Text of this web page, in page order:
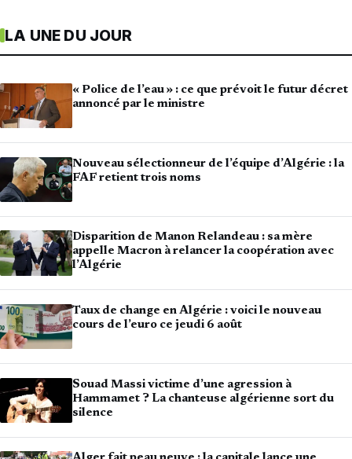
LA UNE DU JOUR
« Police de l’eau » : ce que prévoit le futur décret
annoncé par le ministre
Nouveau sélectionneur de l’équipe d’Algérie : la
FAF retient trois noms
Disparition de Manon Relandeau : sa mère
appelle Macron à relancer la coopération avec
l’Algérie
Taux de change en Algérie : voici le nouveau
cours de l’euro ce jeudi 6 août
Souad Massi victime d’une agression à
Hammamet ? La chanteuse algérienne sort du
silence